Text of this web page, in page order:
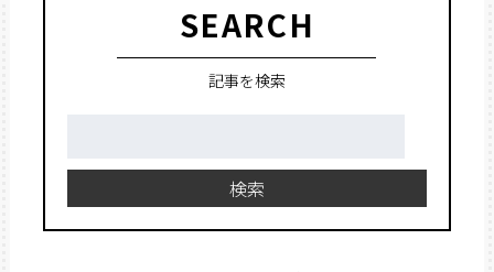
SEARCH
記事を検索
検索